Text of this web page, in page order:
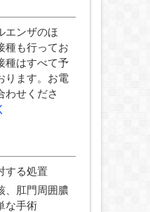
エンザのほ
種も行ってお
種はすべて予
ります。お電
わせくださ
する処置
肛門周囲膿
な手術